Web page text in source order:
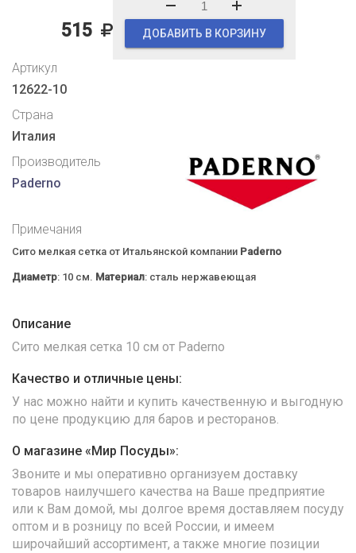
515 ДОБАВИТЬ В КОРЗИНУ
Артикул
12622-10
Страна
Италия
Производитель
Paderno
Примечания
Сито мелкая сетка от Итальянской компании Paderno
Диаметр: 10 см. Материал: сталь нержавеющая
Описание
Сито мелкая сетка 10 см от Paderno
Качество и отличные цены:
У нас можно найти и купить качественную и выгодную
по цене продукцию для баров и ресторанов.
О магазине «Мир Посуды»:
Звоните и мы оперативно организуем доставку
товаров наилучшего качества на Ваше предприятие
или к Вам домой, мы долгое время доставляем посуду
оптом и в розницу по всей России, и имеем
широчайший ассортимент, а также многие позиции